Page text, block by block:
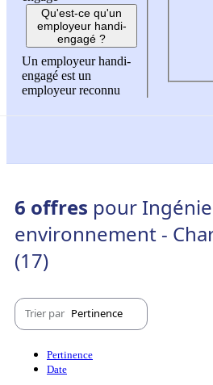
Qu'est-ce qu'un
employeur handi-
engagé ?
Un employeur handi-
engagé est un
employeur reconnu
6 offres pour
environnement -
(17)
Trier par Pertinence
Pertinence
Date